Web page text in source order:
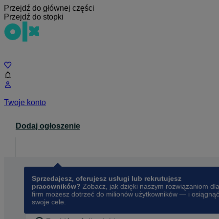
Przejdź do głównej części
Przejdź do stopki
Twoje konto
Dodaj ogłoszenie
Sprzedajesz, oferujesz usługi lub rekrutujesz
pracowników? Zobacz, jak dzięki naszym rozwiązaniom dla
firm możesz dotrzeć do milionów użytkowników — i osiągnąć
swoje cele.